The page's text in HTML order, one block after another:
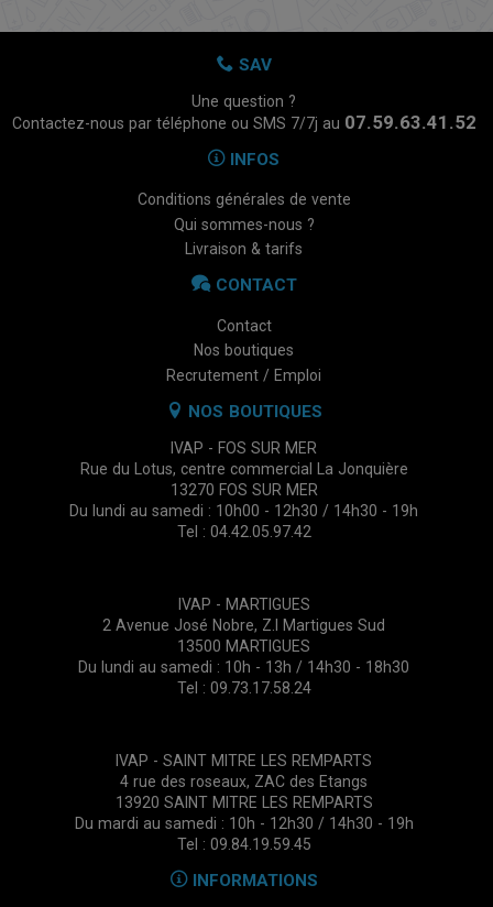
SAV
Une question ?
Contactez-nous par téléphone ou SMS 7/7j au 07.59.63.41.52
INFOS
Conditions générales de vente
Qui sommes-nous ?
Livraison & tarifs
CONTACT
Contact
Nos boutiques
Recrutement / Emploi
NOS BOUTIQUES
IVAP - FOS SUR MER
Rue du Lotus, centre commercial La Jonquière
13270 FOS SUR MER
Du lundi au samedi : 10h00 - 12h30 / 14h30 - 19h
Tel : 04.42.05.97.42
IVAP - MARTIGUES
2 Avenue José Nobre, Z.I Martigues Sud
13500 MARTIGUES
Du lundi au samedi : 10h - 13h / 14h30 - 18h30
Tel : 09.73.17.58.24
IVAP - SAINT MITRE LES REMPARTS
4 rue des roseaux, ZAC des Etangs
13920 SAINT MITRE LES REMPARTS
Du mardi au samedi : 10h - 12h30 / 14h30 - 19h
Tel : 09.84.19.59.45
INFORMATIONS